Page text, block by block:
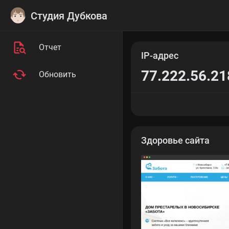
Студия Дубкова
Отчет
Обновить
IP-адрес
Здоровье сайта